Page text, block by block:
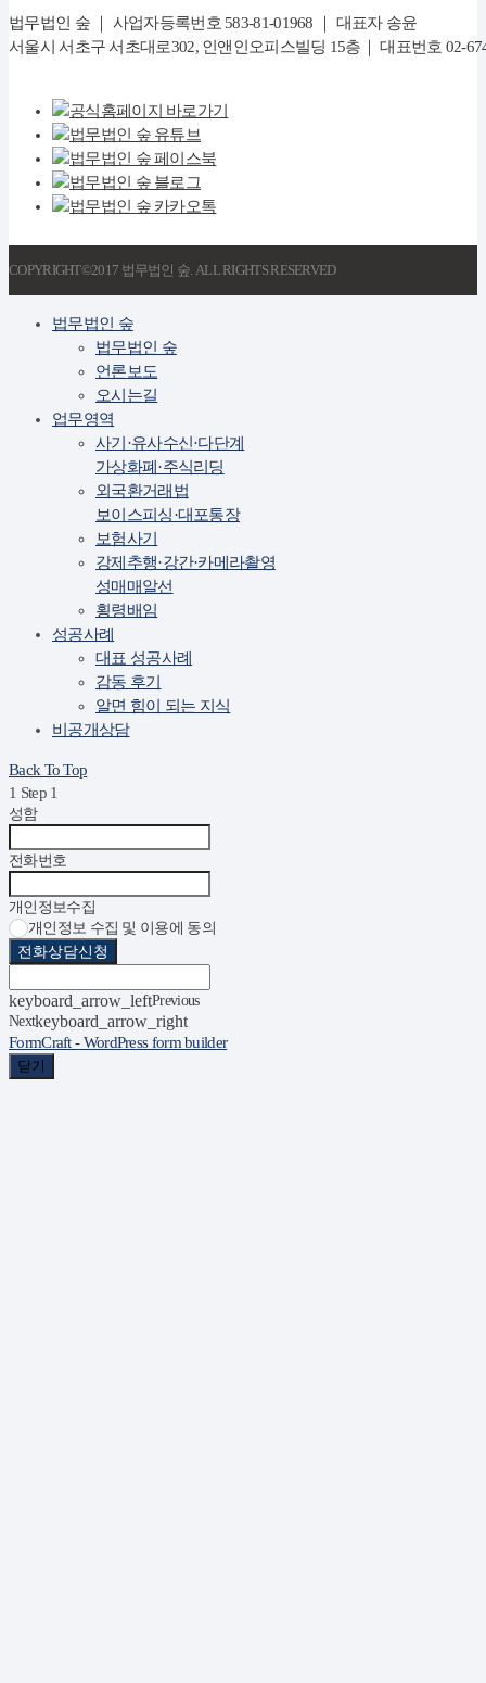
법무법인 숲 ｜ 사업자등록번호 583-81-01968 ｜ 대표자 송윤
서울시 서초구 서초대로302, 인앤인오피스빌딩 15층｜ 대표번호 02-
COPYRIGHT©2017 법무법인 숲. ALL RIGHTS RESERVED
법무법인 숲
법무법인 숲
언론보도
오시는길
업무영역
사기·유사수신·다단계
가상화폐·주식리딩
외국환거래법
보이스피싱·대포통장
보험사기
강제추행·강간·카메라촬영
성매매알선
횡령배임
성공사례
대표 성공사례
감동 후기
알면 힘이 되는 지식
비공개상담
Back To Top
1 Step 1
성함
전화번호
개인정보수집
개인정보 수집 및 이용에 동의
전화상담신청
keyboard_arrow_leftPrevious
Nextkeyboard_arrow_right
FormCraft - WordPress form builder
닫기